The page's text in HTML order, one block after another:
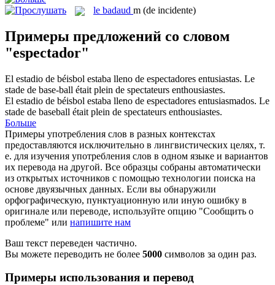
le badaud m (de incidente)
Примеры предложений со словом
"espectador"
El estadio de béisbol estaba lleno de espectadores entusiastas. Le
stade de base-ball était plein de spectateurs enthousiastes.
El estadio de béisbol estaba lleno de espectadores entusiasmados. Le
stade de baseball était plein de spectateurs enthousiastes.
Больше
Примеры употребления слов в разных контекстах
предоставляются исключительно в лингвистических целях, т.
е. для изучения употребления слов в одном языке и вариантов
их перевода на другой. Все образцы собраны автоматически
из открытых источников с помощью технологии поиска на
основе двуязычных данных. Если вы обнаружили
орфографическую, пунктуационную или иную ошибку в
оригинале или переводе, используйте опцию "Сообщить о
проблеме" или напишите нам
Ваш текст переведен частично.
Вы можете переводить не более 5000 символов за один раз.
Примеры использования и перевод